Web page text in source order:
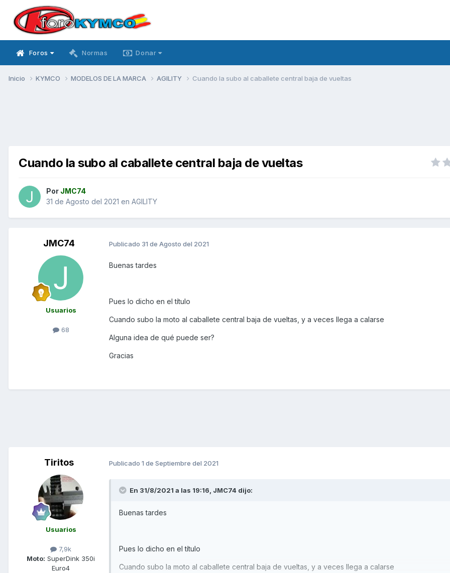
Foros Normas Donar
Inicio KYMCO MODELOS DE LA MARCA AGILITY Cuando la subo al caballete central baja de vueltas
Cuando la subo al caballete central baja de vueltas
Por JMC74
31 de Agosto del 2021 en AGILITY
JMC74
Usuarios
68
Publicado 31 de Agosto del 2021
Buenas tardes
Pues lo dicho en el título
Cuando subo la moto al caballete central baja de vueltas, y a veces llega a calarse
Alguna idea de qué puede ser?
Gracias
Tiritos
Usuarios
7,9k
Moto: SuperDink 350i
Euro4
Publicado 1 de Septiembre del 2021
En 31/8/2021 a las 19:16, JMC74 dijo:
Buenas tardes
Pues lo dicho en el título
Cuando subo la moto al caballete central baja de vueltas, y a veces llega a calarse